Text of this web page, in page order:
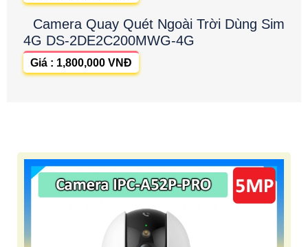
Camera Quay Quét Ngoài Trời Dùng Sim
4G DS-2DE2C200MWG-4G
Giá : 1,800,000 VNĐ